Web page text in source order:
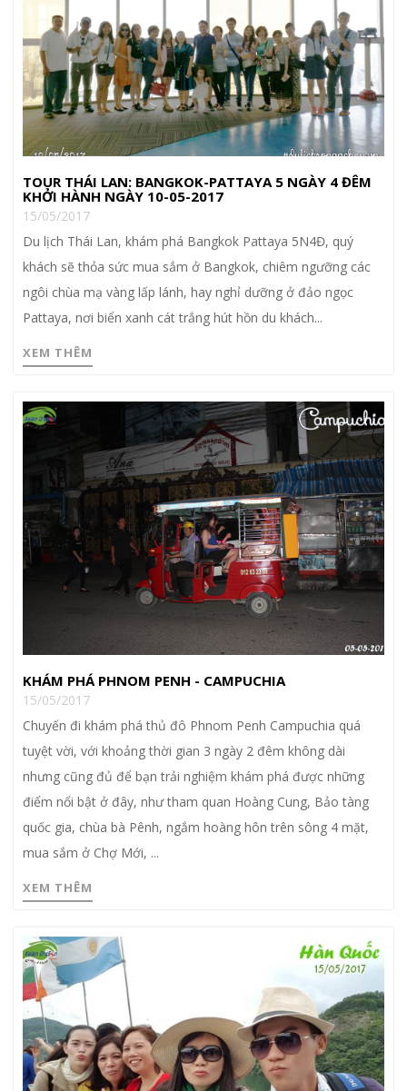
TOUR THÁI LAN: BANGKOK-PATTAYA 5 NGÀY 4 ĐÊM
KHỞI HÀNH NGÀY 10-05-2017
15/05/2017
Du lịch Thái Lan, khám phá Bangkok Pattaya 5N4Đ, quý
khách sẽ thỏa sức mua sắm ở Bangkok, chiêm ngưỡng các
ngôi chùa mạ vàng lấp lánh, hay nghỉ dưỡng ở đảo ngọc
Pattaya, nơi biển xanh cát trắng hút hồn du khách...
XEM THÊM
KHÁM PHÁ PHNOM PENH - CAMPUCHIA
15/05/2017
Chuyến đi khám phá thủ đô Phnom Penh Campuchia quá
tuyệt vời, với khoảng thời gian 3 ngày 2 đêm không dài
nhưng cũng đủ để bạn trải nghiệm khám phá được những
điểm nổi bật ở đây, như tham quan Hoàng Cung, Bảo tàng
quốc gia, chùa bà Pênh, ngắm hoàng hôn trên sông 4 mặt,
mua sắm ở Chợ Mới, ...
XEM THÊM